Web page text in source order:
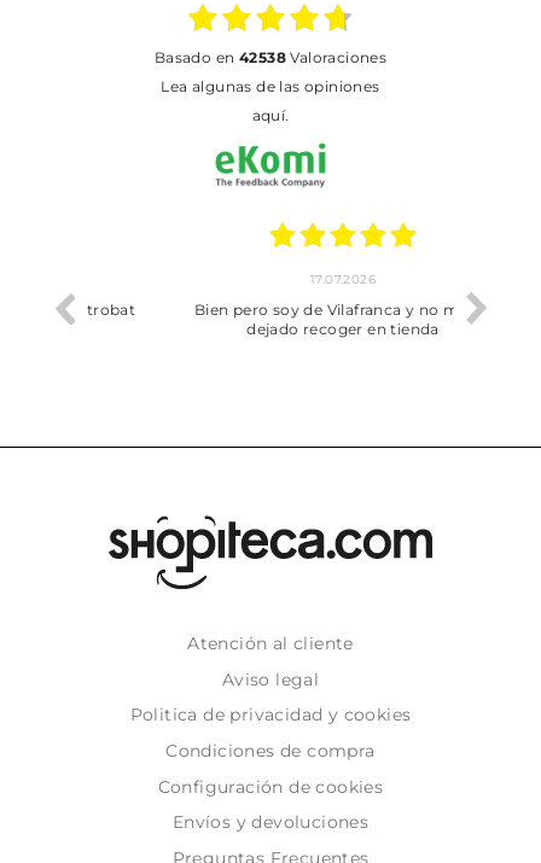
basado en 42538Valoraciones
Lea algunas de las opiniones
aquí.
trobat
Bien pero soy de Vilafranca y no me ha
dejado recoger en tienda
Atención al cliente
Aviso legal
Politica de privacidad y cookies
Condiciones de compra
Configuración de cookies
Envíos y devoluciones
Preguntas Frecuentes